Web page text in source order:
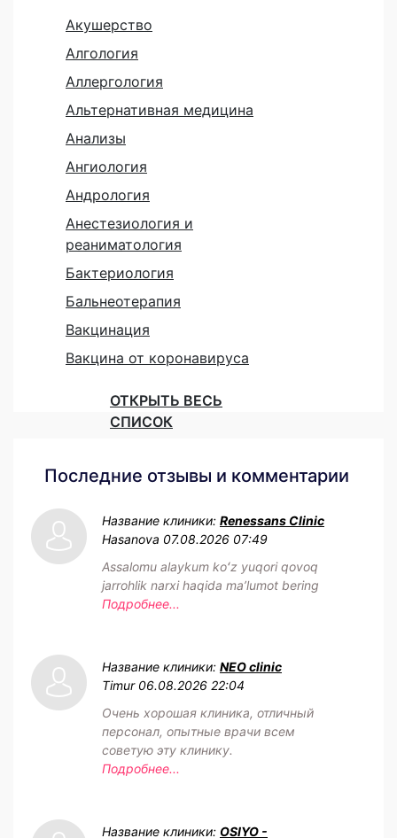
Акушерство
Алгология
Аллергология
Альтернативная медицина
Анализы
Ангиология
Андрология
Анестезиология и
реаниматология
Бактериология
Бальнеотерапия
Вакцинация
Вакцина от коронавируса
ОТКРЫТЬ ВЕСЬ
СПИСОК
Последние отзывы и комментарии
Название клиники: Renessans Clinic
Hasanova 07.08.2026 07:49
Assalomu alaykum koʻz yuqori qovoq
jarrohlik narxi haqida maʼlumot bering
Подробнее...
Название клиники: NEO clinic
Timur 06.08.2026 22:04
Очень хорошая клиника, отличный
персонал, опытные врачи всем
советую эту клинику.
Подробнее...
Название клиники: OSIYO -